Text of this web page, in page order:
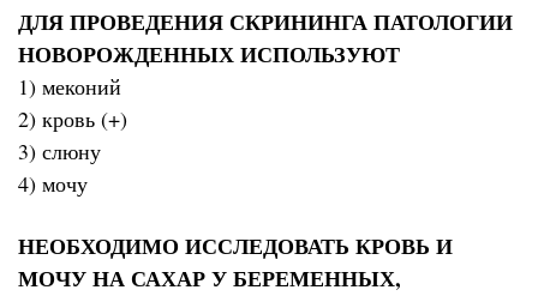
ДЛЯ ПРОВЕДЕНИЯ СКРИНИНГА ПАТОЛОГИИ
НОВОРОЖДЕННЫХ ИСПОЛЬЗУЮТ
1) меконий
2) кровь (+)
3) слюну
4) мочу
НЕОБХОДИМО ИССЛЕДОВАТЬ КРОВЬ И
МОЧУ НА САХАР У БЕРЕМЕННЫХ,